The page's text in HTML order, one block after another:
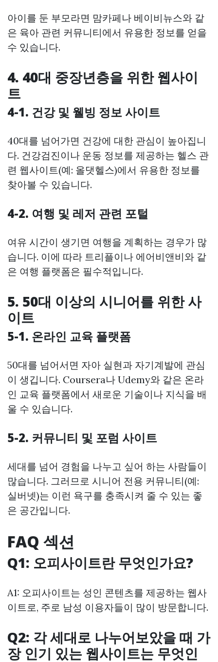
아이를 둔 부모라면 맘카페나 베이비뉴스와 같
은 육아 관련 커뮤니티에서 유용한 정보를 얻을
수 있습니다.
4. 40대 중장년층을 위한 웹사이
트
4-1. 건강 및 웰빙 정보 사이트
40대를 넘어가면 건강에 대한 관심이 높아집니
다. 건강검진이나 운동 정보를 제공하는 헬스 관
련 웹사이트(예: 올댓헬스)에서 유용한 정보를
찾아볼 수 있습니다.
4-2. 여행 및 레저 관련 포털
여유 시간이 생기면 여행을 계획하는 경우가 많
습니다. 이에 따라 트리플이나 에어비앤비와 같
은 여행 플랫폼은 필수적입니다.
5. 50대 이상의 시니어를 위한 사
이트
5-1. 온라인 교육 플랫폼
50대를 넘어서면 자아 실현과 자기계발에 관심
이 생깁니다. Coursera나 Udemy와 같은 온라
인 교육 플랫폼에서 새로운 기술이나 지식을 배
울 수 있습니다.
5-2. 커뮤니티 및 포럼 사이트
세대를 넘어 경험을 나누고 싶어 하는 사람들이
많습니다. 그러므로 시니어 전용 커뮤니티(예:
실버넷)는 이런 욕구를 충족시켜 줄 수 있는 좋
은 공간입니다.
FAQ 섹션
Q1: 오피사이트란 무엇인가요?
A1: 오피사이트는 성인 콘텐츠를 제공하는 웹사
이트로, 주로 남성 이용자들이 많이 방문합니다.
Q2: 각 세대로 나누어보았을 때 가
장 인기 있는 웹사이트는 무엇인